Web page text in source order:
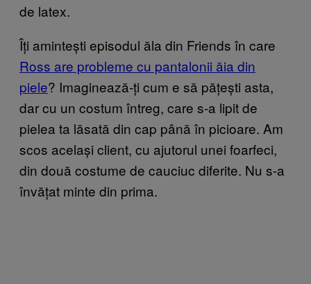
de latex.
Îți amintești episodul ăla din Friends în care
Ross are probleme cu pantalonii ăia din
piele? Imaginează-ți cum e să pățești asta,
dar cu un costum întreg, care s-a lipit de
pielea ta lăsată din cap până în picioare. Am
scos același client, cu ajutorul unei foarfeci,
din două costume de cauciuc diferite. Nu s-a
învățat minte din prima.